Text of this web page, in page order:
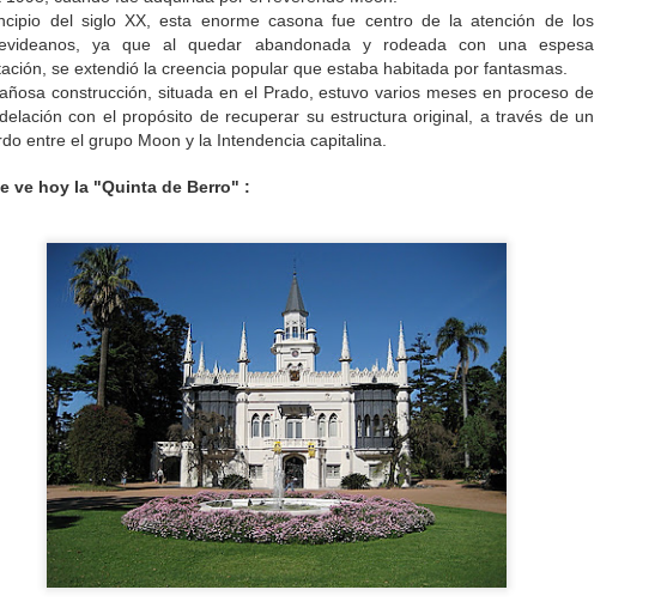
del siglo XX, esta enorme casona fue centro de la atención de los
ya que al quedar abandonada y rodeada con una espesa
se extendió la creencia popular que estaba habitada por fantasmas.
construcción, situada en el Prado, estuvo varios meses en proceso de
con el propósito de recuperar su estructura original, a través de un
entre el grupo Moon y la Intendencia capitalina.
ve hoy la "Quinta de Berro" :
Dicen que LA PEREZA ES LA
INVENTOS. Y en este video
de
AUG
CAE OVNI EN
AUG
TOP 20